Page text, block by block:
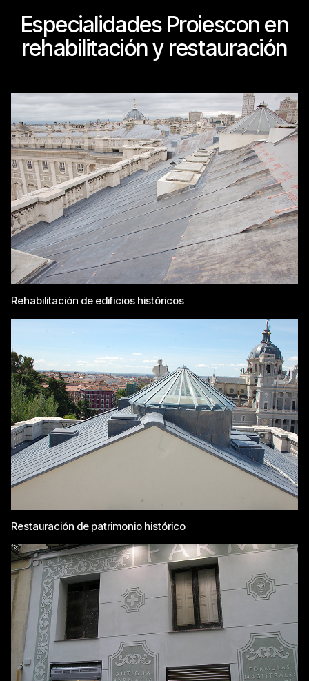
Especialidades Proiescon en
rehabilitación y restauración
Rehabilitación de edificios históricos
Restauración de patrimonio histórico